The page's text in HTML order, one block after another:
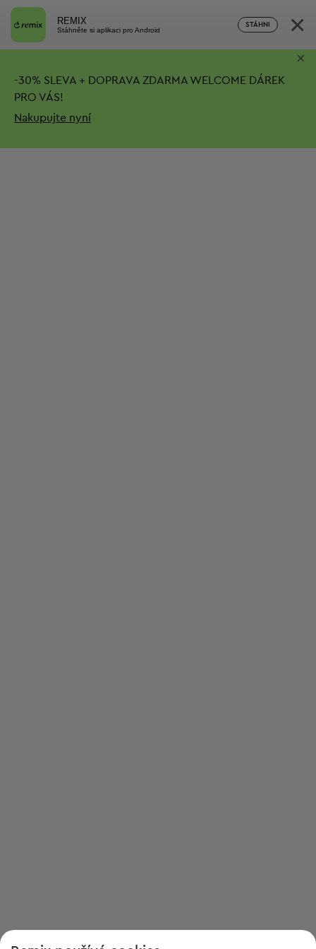
REMIX
Stáhněte si aplikaci pro Android
STÁHNI ×
-30% SLEVA + DOPRAVA ZDARMA WELCOME DÁREK
PRO VÁS!
Nakupujte nyní
×